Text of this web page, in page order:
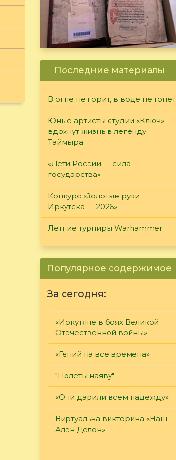
Последние материалы
В огне не горит, в воде не тонет
Юные артисты студии «Ключ»
вдохнут жизнь в легенду
Таймыра
«Дети России — сила
государства»
Конкурс «Золотые руки
Иркутска — 2026»
Летние турниры Warhammer
Популярное содержимое
За сегодня:
«Иркутяне в боях Великой
Отечественной войны»
«Гений на все времена»
"Полеты наяву"
«Они дарили всем надежду»
Виртуальна викторина «Наш
Ален Делон»